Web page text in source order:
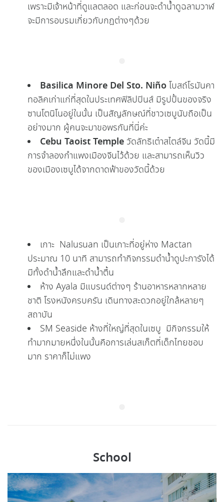
เพราะมีเจ้าหน้าที่ดูแลตลอด และก่อนจะดำน้ำดูฉลามวาฬ
จะมีการอบรมเกี่ยวกับกฎต่างๆด้วย
Basilica Minore Del Sto. Niñoโบสถ์โรมันคา
ทอลิคเก่าแก่ที่สุดในประเทศฟิลิปปินส์ มีรูปปั้นของจริง
ซานโตนิโนอยู่ในนั้น เป็นสัญลักษณ์ที่ชาวเซบูนับถือเป็น
อย่างมาก ผู้คนจะมาขอพรกันที่นี่ค่ะ
Cebu Taoist Templeวัดลัทธิเต๋าสไตล์จีน วัดนี้มี
การจำลองกำแพงเมืองจีนไว้ด้วย และสามารถเห็นวิว
ของเมืองเซบูได้จากดาดฟ้าของวัดนี้ด้วย
เกาะ Nalusuan เป็นเกาะที่อยู่ห่าง Mactan
ประมาณ 10 นาที สามารถทำกิจกรรมดำน้ำดูปะการังได้
มีทั้งดำน้ำลึกและดำน้ำตื้น
ห้าง Ayala มีแบรนด์ต่างๆ ร้านอาหารหลากหลาย
ชาติ โรงหนังครบครัน เดินทางสะดวกอยู่ใกล้หลายๆ
สถาบัน
SM Seaside ห้างที่ใหญ่ที่สุดในเซบู มีกิจกรรมให้
ทำมากมายหนึ่งในนั้นคือการเล่นสเก็ตที่เด็กไทยชอบ
มาก ราคาก็ไม่แพง
School